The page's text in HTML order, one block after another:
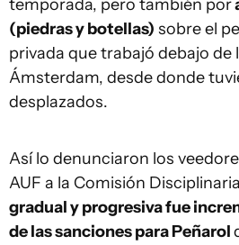
temporada, pero también por
(piedras y botellas) sobre el
privada que trabajó debajo de
Ámsterdam, desde donde
desplazados.
Así lo denunciaron los
AUF a la Comisión
gradual y progresiva fue
de las sanciones para Peñarol